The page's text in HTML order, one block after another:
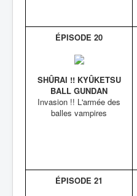
ÉPISODE 20
SHÛRAI !! KYÛKETSU
BALL GUNDAN
Invasion !! L'armée des
balles vampires
ÉPISODE 21